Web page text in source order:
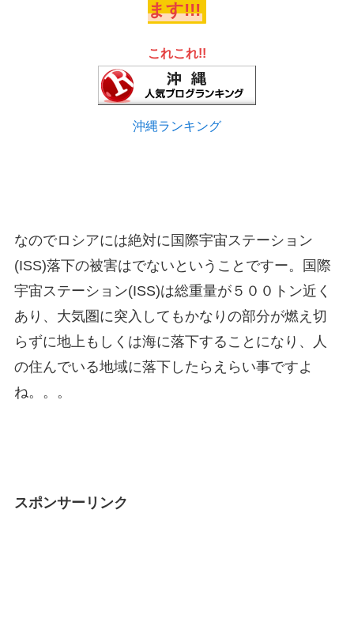
ます!!!
これこれ!!
沖縄ランキング
なのでロシアには絶対に国際宇宙ステーション
(ISS)落下の被害はでないということですー。国際
宇宙ステーション(ISS)は総重量が５００トン近く
あり、大気圏に突入してもかなりの部分が燃え切
らずに地上もしくは海に落下することになり、人
の住んでいる地域に落下したらえらい事ですよ
ね。。。
スポンサーリンク